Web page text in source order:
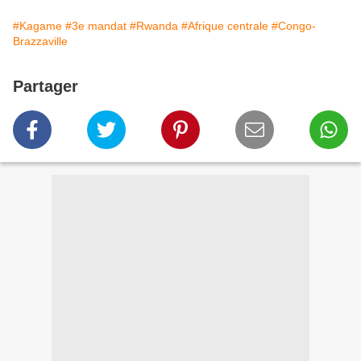
#Kagame #3e mandat #Rwanda #Afrique centrale #Congo-
Brazzaville
Partager